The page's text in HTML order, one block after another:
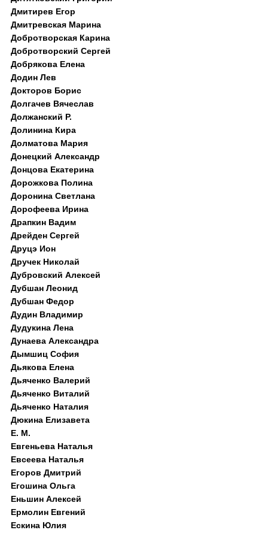
Дмитирев Егор
Дмитревская Марина
Добротворская Карина
Добротворский Сергей
Добрякова Елена
Додин Лев
Докторов Борис
Долгачев Вячеслав
Должанский Р.
Долинина Кира
Долматова Мария
Донецкий Александр
Донцова Екатерина
Дорожкова Полина
Доронина Светлана
Дорофеева Ирина
Драпкин Вадим
Дрейден Сергей
Друцэ Ион
Дручек Николай
Дубровский Алексей
Дубшан Леонид
Дубшан Федор
Дудин Владимир
Дудукина Лена
Дунаева Александра
Дымшиц София
Дьякова Елена
Дьяченко Валерий
Дьяченко Виталий
Дьяченко Наталия
Дюкина Елизавета
Е. М.
Евгеньева Наталья
Евсеева Наталья
Егоров Дмитрий
Егошина Ольга
Еньшин Алексей
Ермолин Евгений
Ескина Юлия